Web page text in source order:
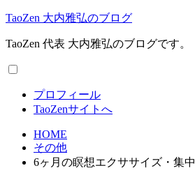
TaoZen 大内雅弘のブログ
TaoZen 代表 大内雅弘のブログです。
プロフィール
TaoZenサイトへ
HOME
その他
6ヶ月の瞑想エクササイズ・集